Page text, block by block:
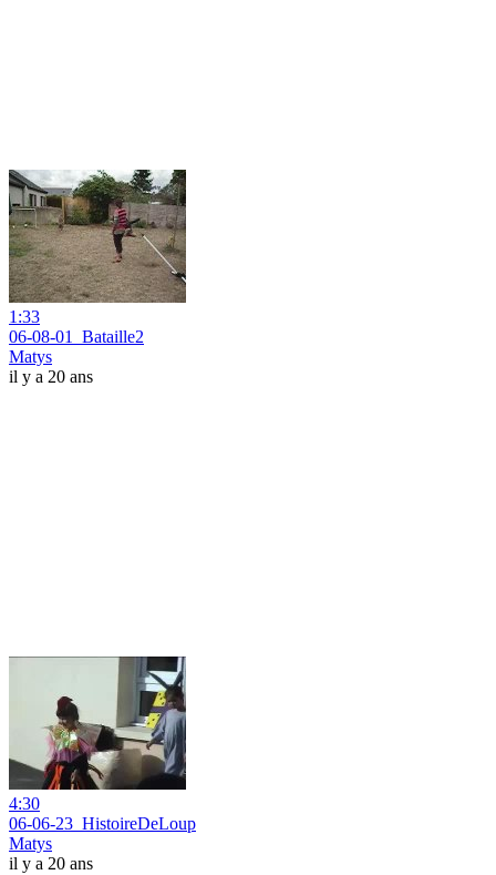
1:33
06-08-01_Bataille2
Matys
il y a 20 ans
4:30
06-06-23_HistoireDeLoup
Matys
il y a 20 ans